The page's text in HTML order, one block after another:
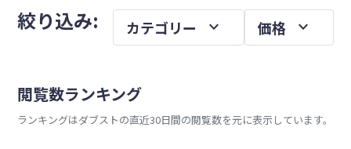
器
を
メ
サ
イ
ド
絞り込み: 価格 expand_more
カテゴリー expand_more
閲覧数ランキング
ランキングはダブストの直近30日間の閲覧数を元に表示しています。